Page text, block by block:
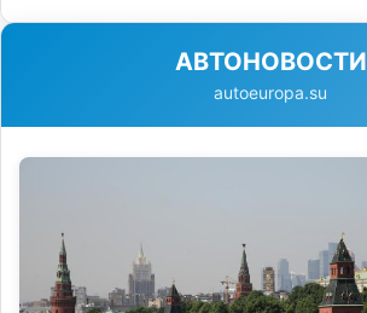
АВТОНОВОСТИ
autoeuropa.su